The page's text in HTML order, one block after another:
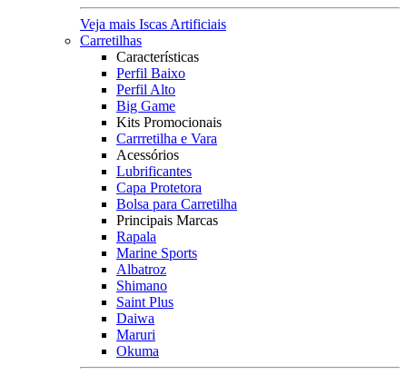
Veja mais Iscas Artificiais
Carretilhas
Características
Perfil Baixo
Perfil Alto
Big Game
Kits Promocionais
Carrretilha e Vara
Acessórios
Lubrificantes
Capa Protetora
Bolsa para Carretilha
Principais Marcas
Rapala
Marine Sports
Albatroz
Shimano
Saint Plus
Daiwa
Maruri
Okuma